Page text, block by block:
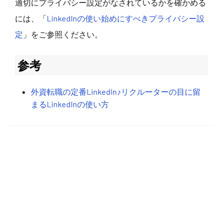
適切にプライバシー設定がなされているかを確かめる
には、「LinkedInの使い始めにすべきプライバシー設
定 」をご参照ください。
参考
外資転職の定番LinkedIn♪リクルーターの目に留
まるLinkedInの使い方